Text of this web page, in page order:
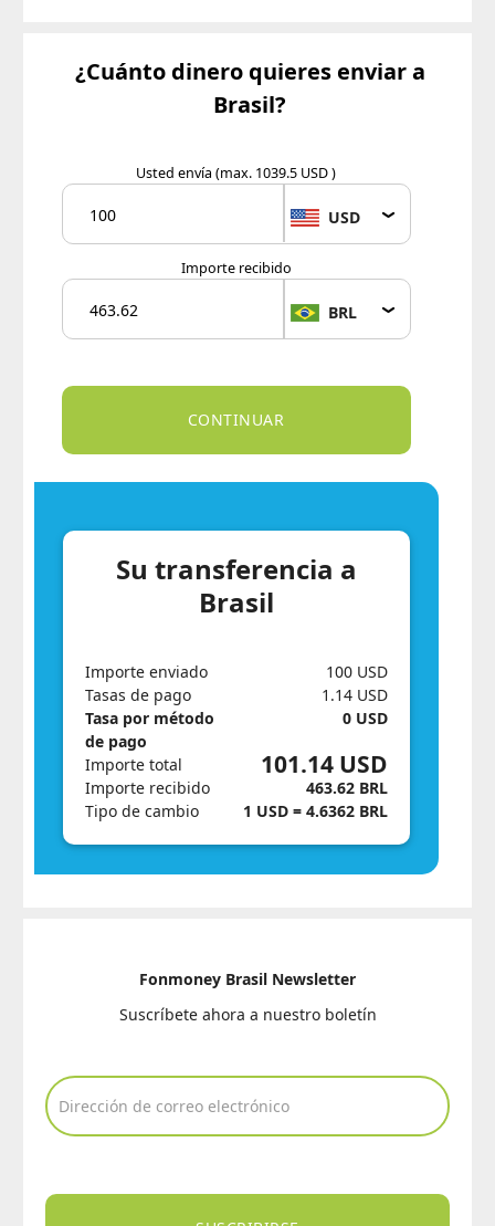
¿Cuánto dinero quieres enviar a
Brasil?
Usted envía (max. 1039.5 USD )
USD
Importe recibido
BRL
Su transferencia a
Brasil
Importe enviado
Tasas de pago
Tasa por método
de pago
100 USD
1.14 USD
0 USD
Importe total
Importe recibido
101.14 USD
463.62 BRL
Tipo de cambio
1 USD = 4.6362 BRL
Fonmoney Brasil Newsletter
Suscríbete ahora a nuestro boletín